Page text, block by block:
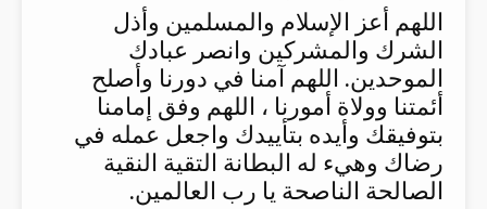
اللهم أعز الإسلام والمسلمين وأذل
الشرك والمشركين وانصر عبادك
الموحدين. اللهم آمنا في دورنا وأصلح
أئمتنا وولاة أمورنا ، اللهم وفق إمامنا
بتوفيقك وأيده بتأييدك واجعل عمله في
رضاك وهيء له البطانة التقية النقية
الصالحة الناصحة يا رب العالمين.